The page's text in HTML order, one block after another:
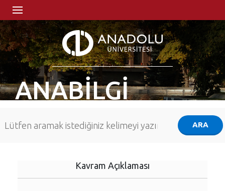
ANABİLGİ
Kavram Açıklaması